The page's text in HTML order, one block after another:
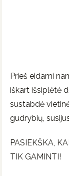
Prieš eidami
iškart išsiplėtė
sustabdė
gudrybių,
PASIEKŠKA,
TIK GAMINTI!